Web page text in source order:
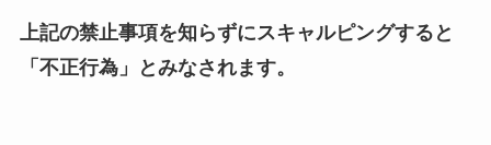
上記の禁止事項を知らずにスキャルピングすると
「不正行為」とみなされます。